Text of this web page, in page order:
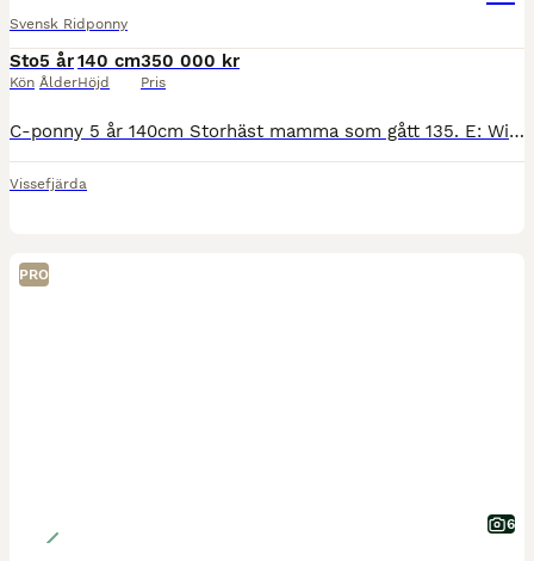
Svensk Ridponny
Sto
Kön
5 år
Ålder
140 cm
Höjd
350 000 kr
Pris
C-ponny 5 år 140cm Storhäst mamma som gått 135. E: Winningmood van de Arenberg och Pappa B-ponny Welsh Rhesfair Llwynog som gått med bra resultat i både hoppning och fälttävlan. Alla syskon i sporten
Vissefjärda
PRO
6